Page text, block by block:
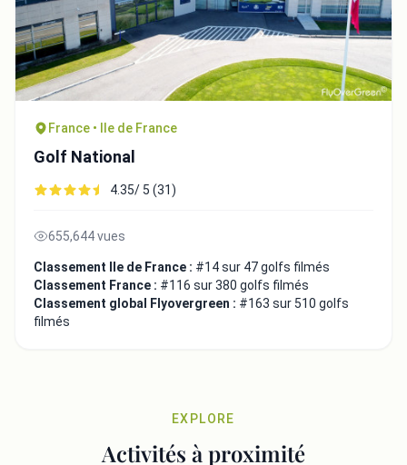
France • Ile de France
Golf National
4.35/ 5 (31)
655,644 vues
Classement Ile de France : #14 sur 47 golfs filmés
Classement France : #116 sur 380 golfs filmés
Classement global Flyovergreen : #163 sur 510 golfs
filmés
EXPLORE
Activités à proximité